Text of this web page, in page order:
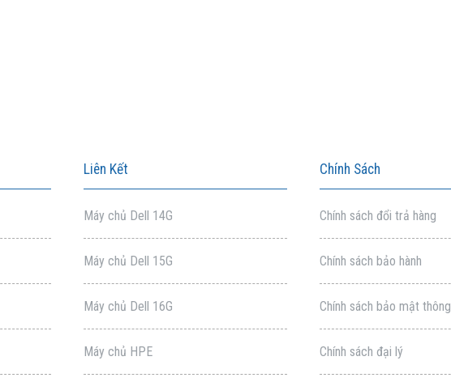
Liên Kết
Máy chủ Dell 14G
Máy chủ Dell 15G
Máy chủ Dell 16G
Máy chủ HPE
Chính Sách
Chính sách đổi trả hàng
Chính sách bảo hành
Chính sách bảo mật
Chính sách đại lý